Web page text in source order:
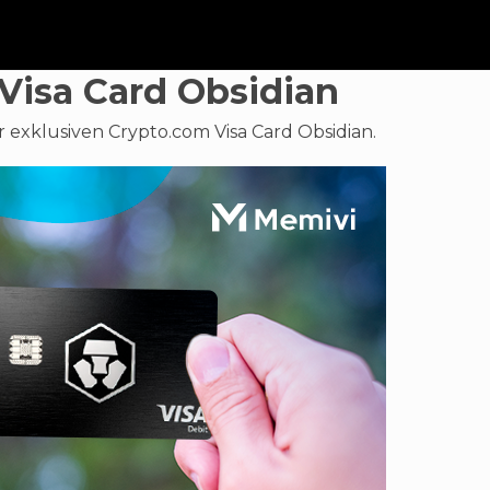
Card Obsidian
Crypto.com Visa Card Obsidian.